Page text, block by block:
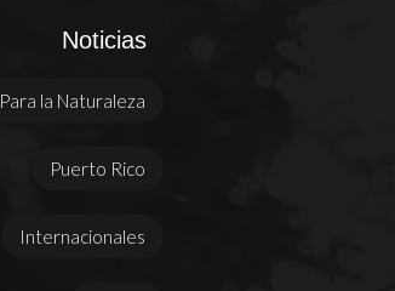
Noticias
Para la Naturaleza
Puerto Rico
Internacionales